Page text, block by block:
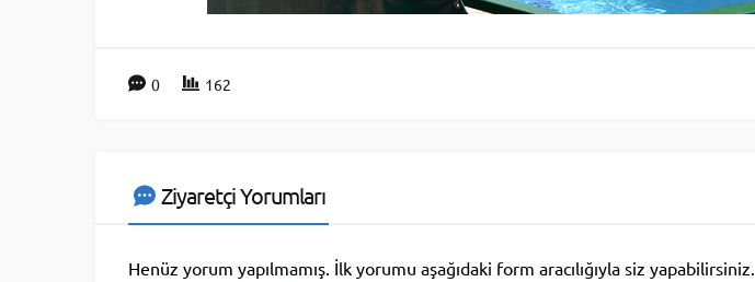
0 162
Ziyaretçi Yorumları
Henüz yorum yapılmamış. İlk yorumu aşağıdaki form aracılığıyla siz yapabilirsiniz.